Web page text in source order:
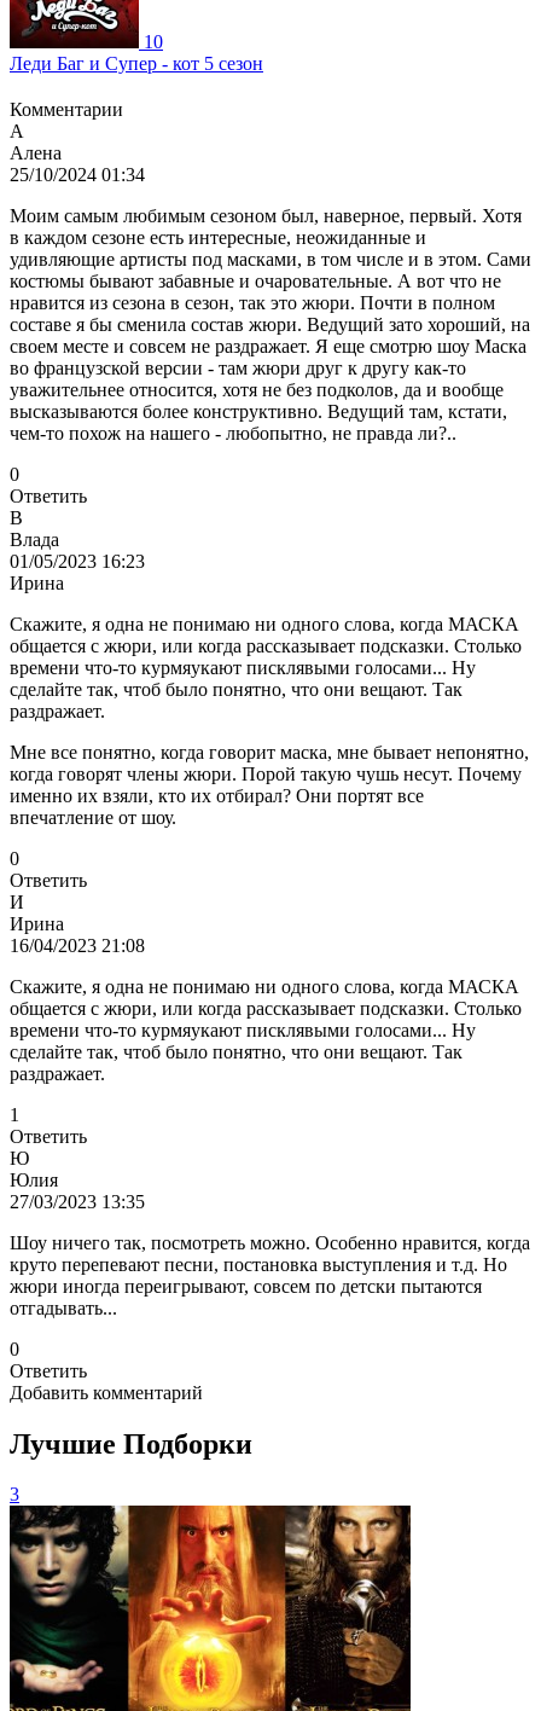
10
Леди Баг и Супер - кот 5 сезон
Комментарии
А
Алена
25/10/2024 01:34
Моим самым любимым сезоном был, наверное, первый. Хотя
в каждом сезоне есть интересные, неожиданные и
удивляющие артисты под масками, в том числе и в этом. Сами
костюмы бывают забавные и очаровательные. А вот что не
нравится из сезона в сезон, так это жюри. Почти в полном
составе я бы сменила состав жюри. Ведущий зато хороший, на
своем месте и совсем не раздражает. Я еще смотрю шоу Маска
во французской версии - там жюри друг к другу как-то
уважительнее относится, хотя не без подколов, да и вообще
высказываются более конструктивно. Ведущий там, кстати,
чем-то похож на нашего - любопытно, не правда ли?..
0
Ответить
В
Влада
01/05/2023 16:23
Ирина
Скажите, я одна не понимаю ни одного слова, когда МАСКА
общается с жюри, или когда рассказывает подсказки. Столько
времени что-то курмяукают писклявыми голосами... Ну
сделайте так, чтоб было понятно, что они вещают. Так
раздражает.
Мне все понятно, когда говорит маска, мне бывает непонятно,
когда говорят члены жюри. Порой такую чушь несут. Почему
именно их взяли, кто их отбирал? Они портят все
впечатление от шоу.
0
Ответить
И
Ирина
16/04/2023 21:08
Скажите, я одна не понимаю ни одного слова, когда МАСКА
общается с жюри, или когда рассказывает подсказки. Столько
времени что-то курмяукают писклявыми голосами... Ну
сделайте так, чтоб было понятно, что они вещают. Так
раздражает.
1
Ответить
Ю
Юлия
27/03/2023 13:35
Шоу ничего так, посмотреть можно. Особенно нравится, когда
круто перепевают песни, постановка выступления и т.д. Но
жюри иногда переигрывают, совсем по детски пытаются
отгадывать...
0
Ответить
Добавить комментарий
Лучшие Подборки
3